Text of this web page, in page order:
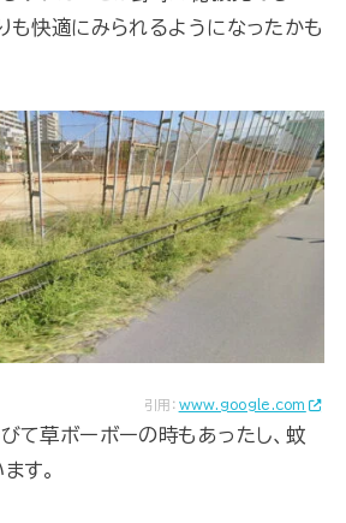
も快適にみられるようになったかも
引用： www.google.com
て草ボーボーの時もあったし、蚊
す。